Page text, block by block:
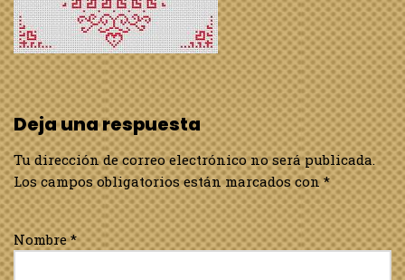
Deja una respuesta
Tu dirección de correo electrónico no será publicada.
Los campos obligatorios están marcados con*
Nombre*